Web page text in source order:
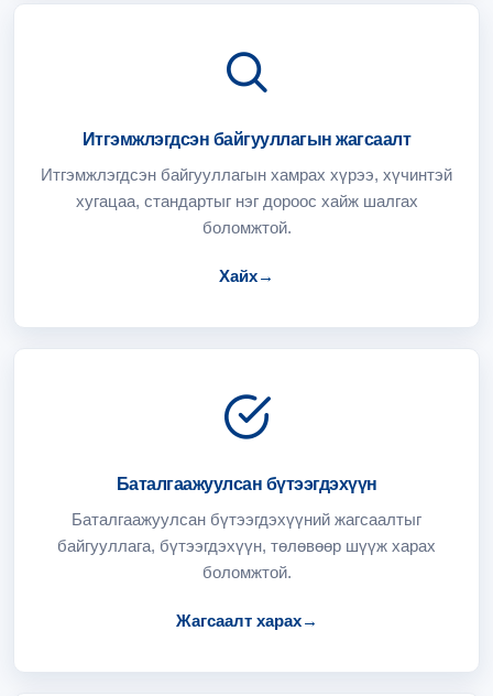
Итгэмжлэгдсэн байгууллагын жагсаалт
Итгэмжлэгдсэн байгууллагын хамрах хүрээ, хүчинтэй
хугацаа, стандартыг нэг дороос хайж шалгах
боломжтой.
Хайх→
Баталгаажуулсан бүтээгдэхүүн
Баталгаажуулсан бүтээгдэхүүний жагсаалтыг
байгууллага, бүтээгдэхүүн, төлөвөөр шүүж харах
боломжтой.
Жагсаалт харах→